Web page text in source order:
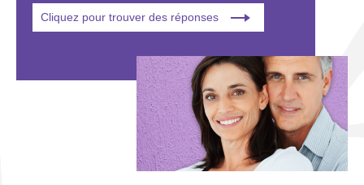
Cliquez pour trouver des réponses